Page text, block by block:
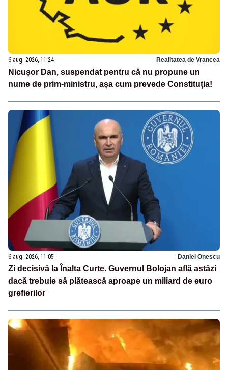
6 aug. 2026, 11:24 Realitatea de Vrancea
Nicușor Dan, suspendat pentru că nu propune un
nume de prim-ministru, așa cum prevede Constituția!
6 aug. 2026, 11:05 Daniel Onescu
Zi decisivă la Înalta Curte. Guvernul Bolojan află astăzi
dacă trebuie să plătească aproape un miliard de euro
grefierilor